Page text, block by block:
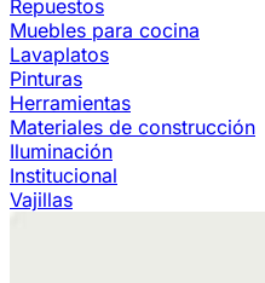
Repuestos
Muebles para cocina
Lavaplatos
Pinturas
Herramientas
Materiales de construcción
Iluminación
Institucional
Vajillas